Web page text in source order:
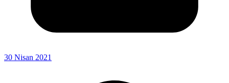
30 Nisan 2021